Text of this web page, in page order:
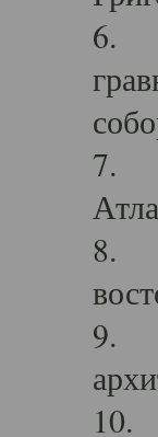
6.
7.
8.
9.
10.